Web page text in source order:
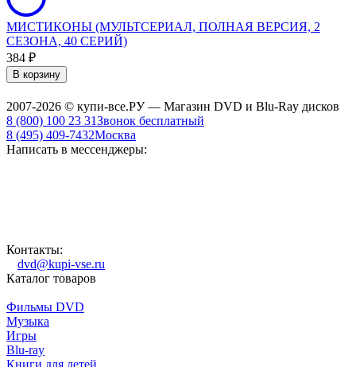
МИСТИКОНЫ (МУЛЬТСЕРИАЛ, ПОЛНАЯ ВЕРСИЯ, 2
СЕЗОНА, 40 СЕРИЙ)
384 ₽
В корзину
2007-2026 © купи-все.РУ — Магазин DVD и Blu-Ray дисков
8 (800) 100 23 31Звонок бесплатный
8 (495) 409-7432Москва
Написать в мессенджеры:
Контакты:
dvd@kupi-vse.ru
Каталог товаров
Фильмы DVD
Музыка
Игры
Blu-ray
Книги для детей